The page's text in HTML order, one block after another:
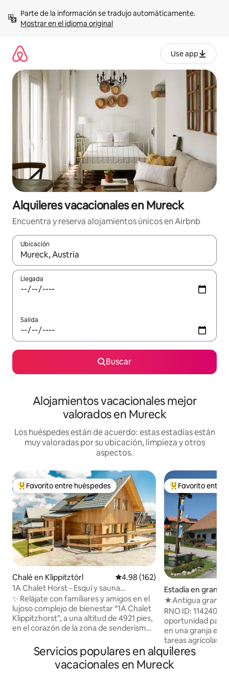
contenidoMostrar en el idioma original
Use app
Alquileres vacacionales en Mureck
Encuentra y reserva alojamientos únicos en Airbnb
Ubicación
Cuando los resultados estén disponibles, navega con las
Llegada
Salida
Buscar
Alojamientos vacacionales mejor
valorados en Mureck
Los huéspedes están de acuerdo: estas estadías están
muy valoradas por su ubicación, limpieza y otros
aspectos.
Favorito entre huéspedes preferido
Favorito entre huéspedes
Chalé en Klippitztörl Calificación promedio: 4.98 de
4.98 (162)
1A Chalet Horst - Esquí y sauna
panorámica
✨ Relájate con familiares y amigos en el
lujoso complejo de bienestar “1A Chalet
Klippitzhorst”, a una altitud de 4921 pies,
en el corazón de la zona de senderismo
destacado es la sauna panorámica
acristalada con vistas impresionantes. ☀️
En verano, numerosos senderos para
Favorito entre
Favorito entre
Estadía en granja
v Slov. goricah
★Antigua granja
RNO ID: 114240.
oportunidad para
en una granja e
tareas agrícolas. ¿Por qué quedarse con
nosotros? →
experiencia
ubicadas en el
Servicios populares en alquileres
vacacionales en Mureck